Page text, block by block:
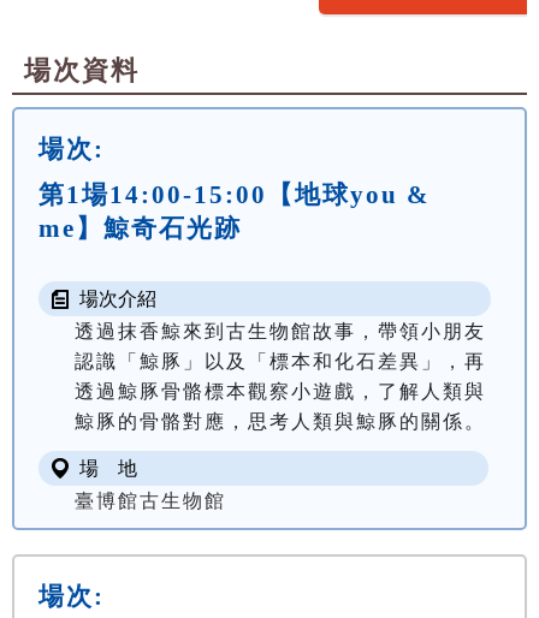
場次資料
場次:
第1場14:00-15:00【地球you &
me】鯨奇石光跡
場次介紹
透過抹香鯨來到古生物館故事，帶領小朋友
認識「鯨豚」以及「標本和化石差異」，再
透過鯨豚骨骼標本觀察小遊戲，了解人類與
場 地
臺博館古生物館
場次: